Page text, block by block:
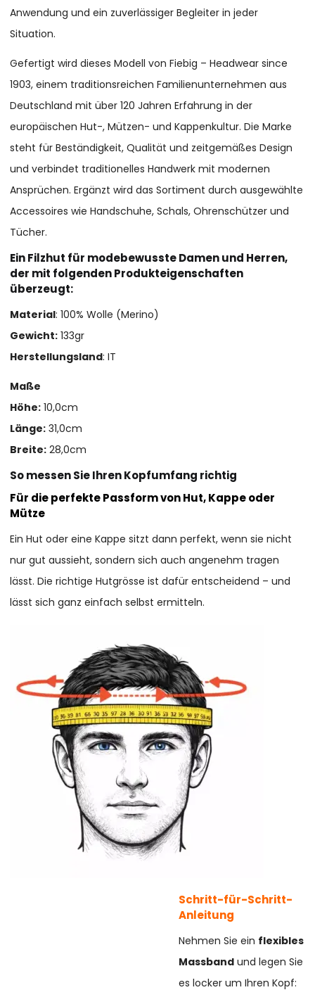
Anwendung und ein zuverlässiger Begleiter in jeder
Situation.
Gefertigt wird dieses Modell von Fiebig – Headwear since
1903, einem traditionsreichen Familienunternehmen aus
Deutschland mit über 120 Jahren Erfahrung in der
europäischen Hut-, Mützen- und Kappenkultur. Die Marke
steht für Beständigkeit, Qualität und zeitgemäßes Design
und verbindet traditionelles Handwerk mit modernen
Ansprüchen. Ergänzt wird das Sortiment durch ausgewählte
Accessoires wie Handschuhe, Schals, Ohrenschützer und
Tücher.
Ein Filzhut für modebewusste Damen und Herren,
der mit folgenden Produkteigenschaften
überzeugt:
Material: 100% Wolle (Merino)
Gewicht: 133gr
Herstellungsland: IT
Maße
Höhe: 10,0cm
Länge: 31,0cm
Breite: 28,0cm
So messen Sie Ihren Kopfumfang richtig
Für die perfekte Passform von Hut, Kappe oder
Mütze
Ein Hut oder eine Kappe sitzt dann perfekt, wenn sie nicht
nur gut aussieht, sondern sich auch angenehm tragen
lässt. Die richtige Hutgrösse ist dafür entscheidend – und
lässt sich ganz einfach selbst ermitteln.
Schritt-für-Schritt-
Anleitung
Nehmen Sie ein flexibles
Massband und legen Sie
es locker um Ihren Kopf: